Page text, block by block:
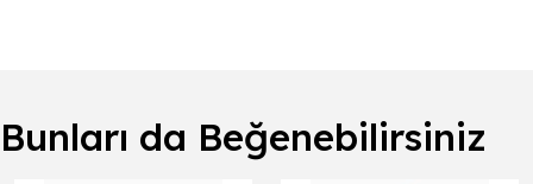
Bunları da Beğenebilirsiniz